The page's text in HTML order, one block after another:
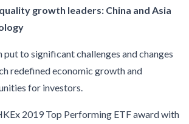
growth leaders: China and Asia
put to significant challenges and changes
redefined economic growth and
for investors.
2019 Top Performing ETF award with